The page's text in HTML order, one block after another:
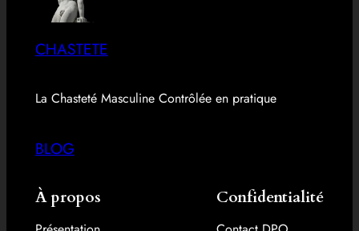
CHASTETE
La Chasteté Masculine Contrôlée en pratique
BLOG
À propos Confidentialité